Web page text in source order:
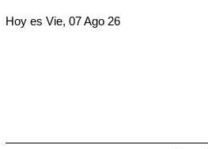
Hoy esVie, 07 Ago 26